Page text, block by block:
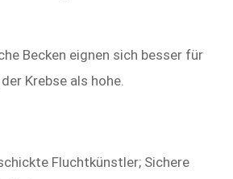
Becken eignen sich besser für
Krebse als hohe.
Fluchtkünstler; Sichere